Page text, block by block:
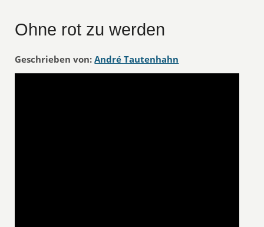
Ohne rot zu werden
Geschrieben von: André Tautenhahn